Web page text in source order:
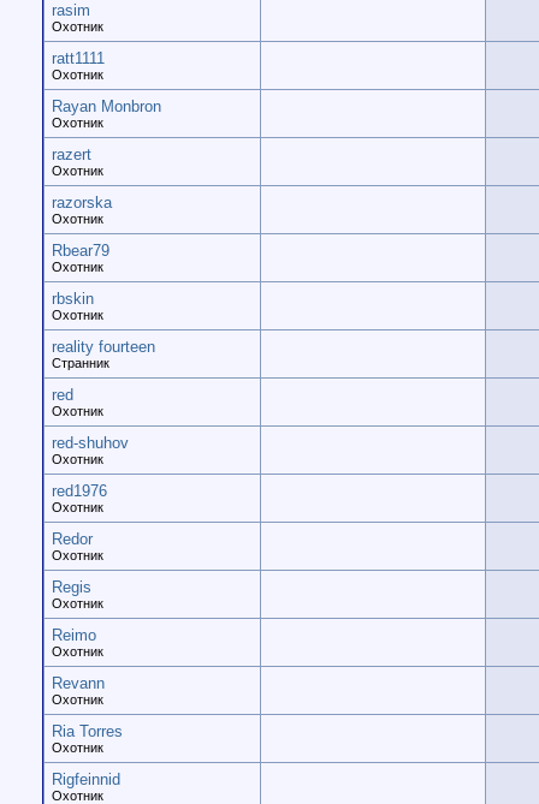
rasim
Охотник
ratt1111
Охотник
Rayan Monbron
Охотник
razert
Охотник
razorska
Охотник
Rbear79
Охотник
rbskin
Охотник
reality fourteen
Странник
red
Охотник
red-shuhov
Охотник
red1976
Охотник
Redor
Охотник
Regis
Охотник
Reimo
Охотник
Revann
Охотник
Ria Torres
Охотник
Rigfeinnid
Охотник